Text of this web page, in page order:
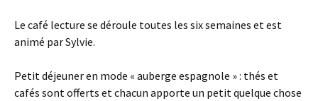
Le café lecture se déroule toutes les six semaines et est
animé par Sylvie.
Petit déjeuner en mode « auberge espagnole » : thés et
cafés sont offerts et chacun apporte un petit quelque chose